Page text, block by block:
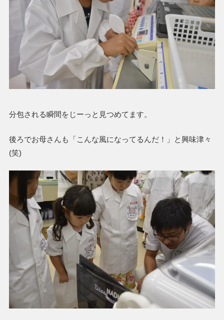
分包される瞬間をじーっと見つめてます。
後ろでお母さんも「こんな風になってるんだ！」と興味津々
(笑)